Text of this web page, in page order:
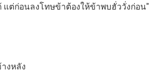
แต่ก่อนลงโทษข้าต้องให้ข้าพบฮั่ววั่งก่อน”
งหลัง